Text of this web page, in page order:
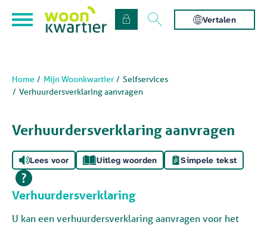
Naar hoofdinhoud
Naar hoofdnavigatiemenu
Naar zoeken
Naar de homepage
Ga naar Hoofd Vertalen
Home Mijn Woonkwartier
Selfservices
Verhuurdersverklaring aanvragen
Verhuurdersverklaring aanvragen
Lees voor Uitleg woorden Simpele tekst
Verhuurdersverklaring
U kan een verhuurdersverklaring aanvragen voor het